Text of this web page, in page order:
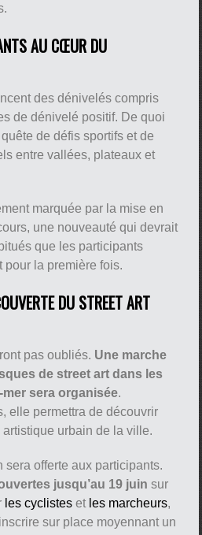
AU CŒUR DU
des dénivelés compris
de dénivelé positif. De quoi
de défis sportifs et de
entre vallées, plateaux et
marquée par la mise en
une nouveauté qui devrait
que les participants
pour la première fois.
DU STREET ART
pas oubliés. Une marche
de street art dans les
sera organisée.
elle permettra de découvrir
urbain de la ville.
sera offerte aux participants.
jusqu’au 19 juin sur
les cyclistes et les marcheurs,
sur place moyennant un